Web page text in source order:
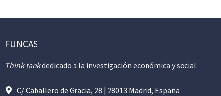
FUNCAS
Think tankdedicado a la investigación económica y social
C/ Caballero de Gracia, 28 | 28013 Madrid, España